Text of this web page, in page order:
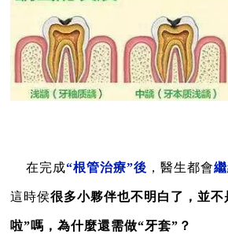
在完成“根管治療”後 ，醫生都會
這時侯很多小夥伴也不明白了，並
啦”嗎，為什麼還需做“牙套”？